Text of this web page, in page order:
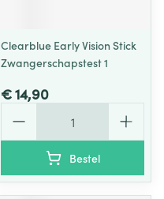
Clearblue Early Vision Stick
Zwangerschapstest 1
€ 14,90
Bestel